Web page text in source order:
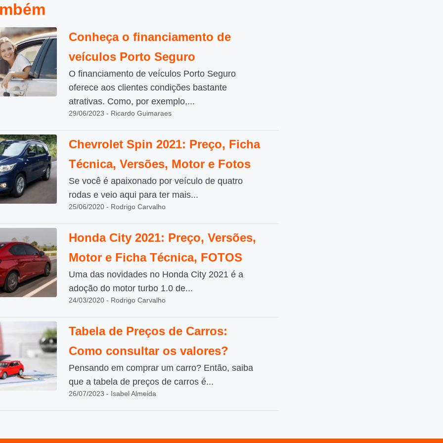
Conheça o financiamento de
veículos Porto Seguro
O financiamento de veículos Porto Seguro
oferece aos clientes condições bastante
atrativas. Como, por exemplo,...
29/06/2023 - Ricardo Guimaraes
Chevrolet Spin 2021: Preço, Ficha
Técnica, Versões, Motor e Fotos
Se você é apaixonado por veículo de quatro
rodas e veio aqui para ter mais...
25/06/2020 - Rodrigo Carvalho
Honda City 2021: Preço, Versões,
Motor e Ficha Técnica, FOTOS
Uma das novidades no Honda City 2021 é a
adoção do motor turbo 1.0 de...
24/03/2020 - Rodrigo Carvalho
Tabela de Preços de Carros:
Como consultar os valores?
Pensando em comprar um carro? Então, saiba
que a tabela de preços de carros é...
26/07/2023 - Isabel Almeida